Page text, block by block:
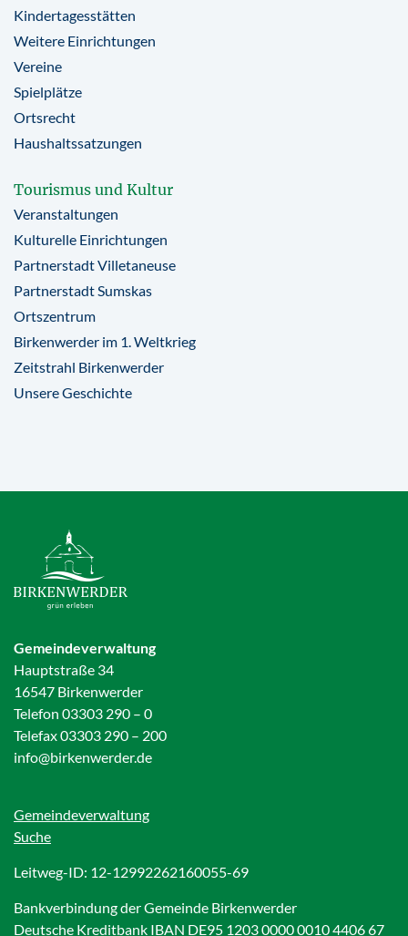
Kindertagesstätten
Weitere Einrichtungen
Vereine
Spielplätze
Ortsrecht
Haushaltssatzungen
Tourismus und Kultur
Veranstaltungen
Kulturelle Einrichtungen
Partnerstadt Villetaneuse
Partnerstadt Sumskas
Ortszentrum
Birkenwerder im 1. Weltkrieg
Zeitstrahl Birkenwerder
Unsere Geschichte
Gemeindeverwaltung
Hauptstraße 34
16547 Birkenwerder
Telefon 03303 290 – 0
Telefax 03303 290 – 200
info@birkenwerder.de
Gemeindeverwaltung
Suche
Leitweg-ID: 12-12992262160055-69
Bankverbindung der Gemeinde Birkenwerder
Deutsche Kreditbank IBAN DE95 1203 0000 0010 4406 67